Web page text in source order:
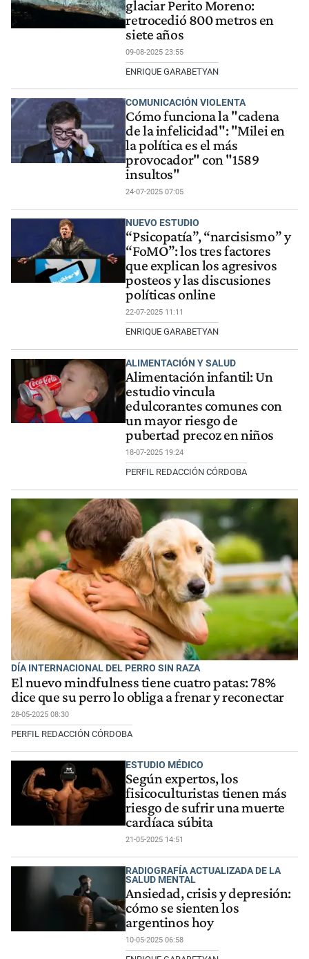
glaciar Perito Moreno:
retrocedió 800 metros en
siete años
09-08-2025 23:55
ENRIQUE GARABETYAN
COMUNICACIÓN VIOLENTA
Cómo funciona la "cadena
de la infelicidad": "Milei en
la política es el más
provocador" con "1589
insultos"
24-07-2025 07:05
NUEVO ESTUDIO
“Psicopatía”, “narcisismo” y
“FoMO”: los tres factores
que explican los agresivos
posteos y las discusiones
políticas online
22-07-2025 11:11
ENRIQUE GARABETYAN
ALIMENTACIÓN Y SALUD
Alimentación infantil: Un
estudio vincula
edulcorantes comunes con
un mayor riesgo de
pubertad precoz en niños
18-07-2025 19:24
PERFIL REDACCIÓN CÓRDOBA
DÍA INTERNACIONAL DEL PERRO SIN RAZA
El nuevo mindfulness tiene cuatro patas: 78%
dice que su perro lo obliga a frenar y reconectar
28-05-2025 08:30
PERFIL REDACCIÓN CÓRDOBA
ESTUDIO MÉDICO
Según expertos, los
fisicoculturistas tienen más
riesgo de sufrir una muerte
cardíaca súbita
21-05-2025 14:51
RADIOGRAFÍA ACTUALIZADA DE LA
SALUD MENTAL
Ansiedad, crisis y depresión:
cómo se sienten los
argentinos hoy
10-05-2025 06:58